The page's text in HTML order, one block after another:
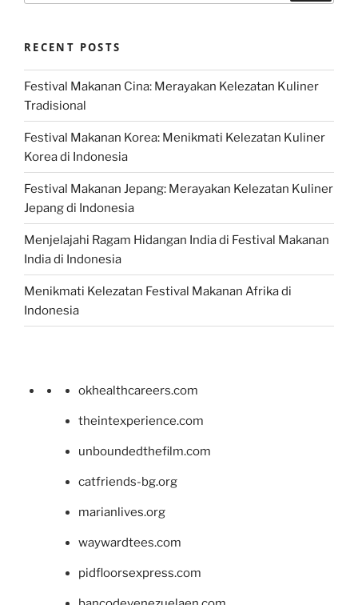
RECENT POSTS
Festival Makanan Cina: Merayakan Kelezatan Kuliner
Tradisional
Festival Makanan Korea: Menikmati Kelezatan Kuliner
Korea di Indonesia
Festival Makanan Jepang: Merayakan Kelezatan Kuliner
Jepang di Indonesia
Menjelajahi Ragam Hidangan India di Festival Makanan
India di Indonesia
Menikmati Kelezatan Festival Makanan Afrika di
Indonesia
okhealthcareers.com
theintexperience.com
unboundedthefilm.com
catfriends-bg.org
marianlives.org
waywardtees.com
pidfloorsexpress.com